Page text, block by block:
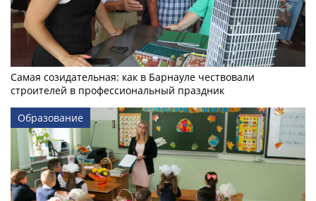
Самая созидательная: как в Барнауле чествовали
строителей в профессиональный праздник
Образование